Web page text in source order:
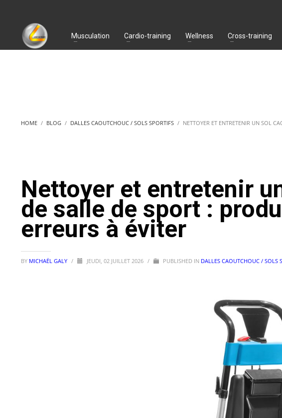
Musculation Cardio-training Wellness Cross-training
HOME BLOG DALLES CAOUTCHOUC / SOLS SPORTIFS NETTOYER ET ENTRETENIR UN SOL
Nettoyer et entretenir
de salle de sport :
erreurs à éviter
BY MICHAËL GALY / JEUDI, 02 JUILLET 2026 / PUBLISHED IN DALLES CAOUTCHOUC / SOLS